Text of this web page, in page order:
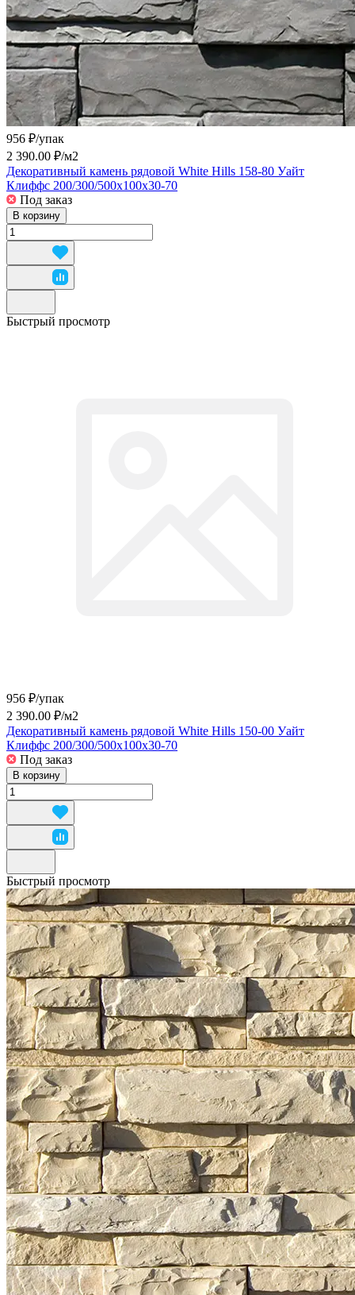
956 ₽/упак
2 390.00 ₽/м2
Декоративный камень рядовой White Hills 158-80 Уайт
Клиффс 200/300/500x100x30-70
Под заказ
В корзину
Быстрый просмотр
956 ₽/упак
2 390.00 ₽/м2
Декоративный камень рядовой White Hills 150-00 Уайт
Клиффс 200/300/500x100x30-70
Под заказ
В корзину
Быстрый просмотр